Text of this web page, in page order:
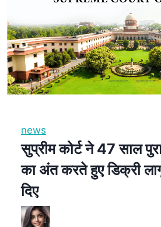
news
सुप्रीम कोर्ट ने 47 साल
का अंत करते हुए डिक्री
दिए